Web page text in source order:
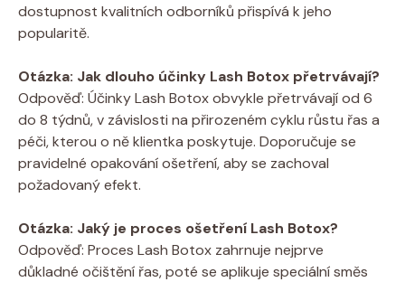
dostupnost kvalitních odborníků přispívá k jeho
popularitě.
Otázka: Jak dlouho účinky Lash Botox přetrvávají?
Odpověď: Účinky Lash Botox obvykle přetrvávají od 6
do 8 týdnů, v závislosti na přirozeném cyklu růstu řas a
péči, kterou o ně klientka poskytuje. Doporučuje se
pravidelné opakování ošetření, aby se zachoval
požadovaný efekt.
Otázka: Jaký je proces ošetření Lash Botox?
Odpověď: Proces Lash Botox zahrnuje nejprve
důkladné očištění řas, poté se aplikuje speciální směs